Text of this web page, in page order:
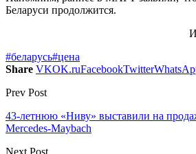
Беларуси продолжится.
#беларусь#цена
Share VKOK.ruFacebookTwitter
Prev Post
43-летнюю «Ниву» выставили на
Mercedes-Maybach
Next Post